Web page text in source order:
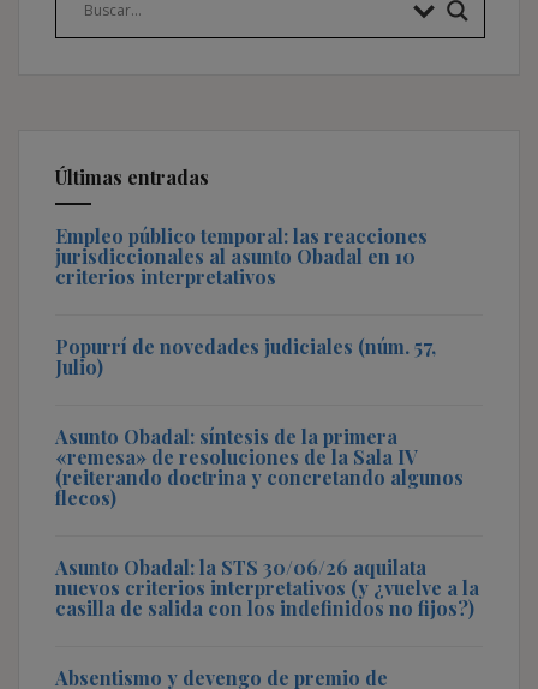
Últimas entradas
Empleo público temporal: las reacciones
jurisdiccionales al asunto Obadal en 10
criterios interpretativos
Popurrí de novedades judiciales (núm. 57,
Julio)
Asunto Obadal: síntesis de la primera
«remesa» de resoluciones de la Sala IV
(reiterando doctrina y concretando algunos
flecos)
Asunto Obadal: la STS 30/06/26 aquilata
nuevos criterios interpretativos (y ¿vuelve a la
casilla de salida con los indefinidos no fijos?)
Absentismo y devengo de premio de